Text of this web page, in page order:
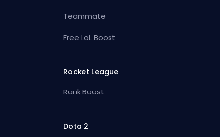
Teammate
Free LoL Boost
Rocket League
Rank Boost
Dota 2